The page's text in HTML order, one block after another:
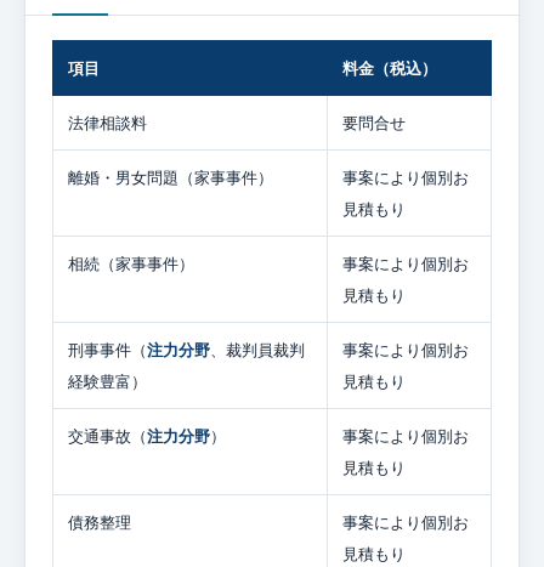
項目 料金（税込）
法律相談料 要問合せ
離婚・男女問題（家事事件）
事案により個別お
見積もり
相続（家事事件）
事案により個別お
見積もり
刑事事件（注力分野 、裁判員裁判
経験豊富）
事案により個別お
見積もり
交通事故（注力分野）
事案により個別お
見積もり
債務整理
事案により個別お
見積もり